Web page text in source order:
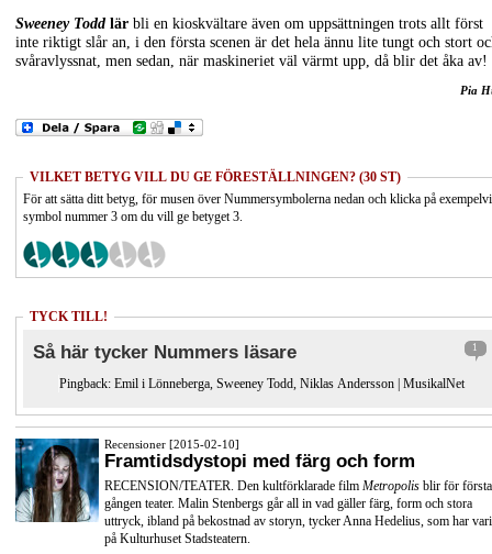
Sweeney Todd lär bli en kioskvältare även om uppsättningen trots allt först
inte riktigt slår an, i den första scenen är det hela ännu lite tungt och stort
svåravlyssnat, men sedan, när maskineriet väl värmt upp, då blir det åka av!
Pia
VILKET BETYG VILL DU GE FÖRESTÄLLNINGEN? (30 ST)
För att sätta ditt betyg, för musen över Nummersymbolerna nedan och klicka på
symbol nummer 3 om du vill ge betyget 3.
TYCK TILL!
Så här tycker Nummers läsare 1
Pingback: Emil i Lönneberga, Sweeney Todd, Niklas Andersson | MusikalNet
Recensioner [2015-02-10]
Framtidsdystopi med färg och form
RECENSION/TEATER. Den kultförklarade film Metropolis blir för första
gången teater. Malin Stenbergs går all in vad gäller färg, form och stora
uttryck, ibland på bekostnad av storyn, tycker Anna Hedelius, som har
på Kulturhuset Stadsteatern.